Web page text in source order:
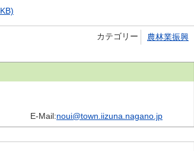
カテゴリー 農林業振興
E-Mail:noui@town.iizuna.nagano.jp